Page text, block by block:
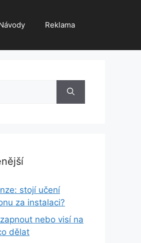
Reklama
stojí učení
za instalaci?
nebo visí na
dělat